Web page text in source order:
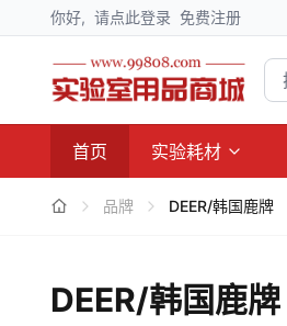
你好, 请点此登录 免费注册
首页 实验耗材
品牌 DEER/韩国鹿牌
DEER/韩国鹿牌